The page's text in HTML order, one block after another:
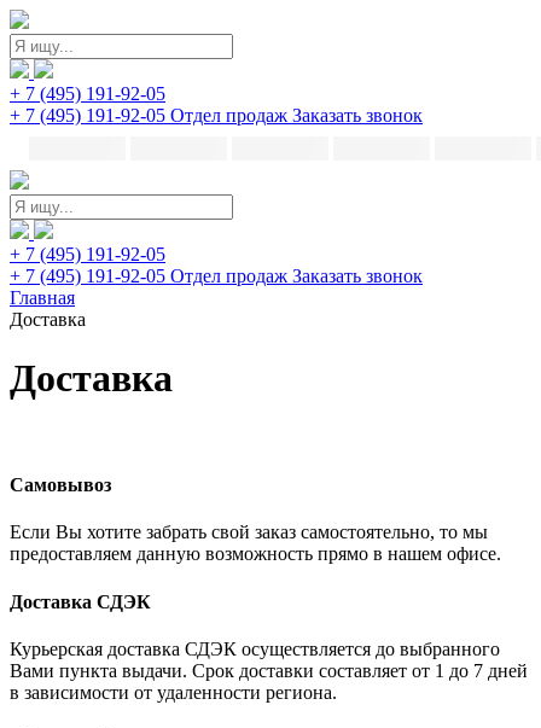
+ 7 (495) 191-92-05
+ 7 (495) 191-92-05 Отдел продаж Заказать звонок
+ 7 (495) 191-92-05
+ 7 (495) 191-92-05 Отдел продаж Заказать звонок
Главная
Доставка
Доставка
Самовывоз
Если Вы хотите забрать свой заказ самостоятельно, то мы
предоставляем данную возможность прямо в нашем офисе.
Доставка СДЭК
Курьерская доставка СДЭК осуществляется до выбранного
Вами пункта выдачи. Срок доставки составляет от 1 до 7 дней
в зависимости от удаленности региона.